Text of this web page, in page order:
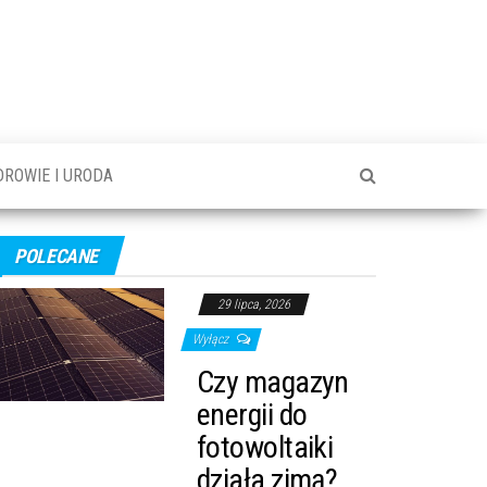
I URODA
POLECANE
29 lipca, 2026
Wyłącz
Czy magazyn
energii do
fotowoltaiki